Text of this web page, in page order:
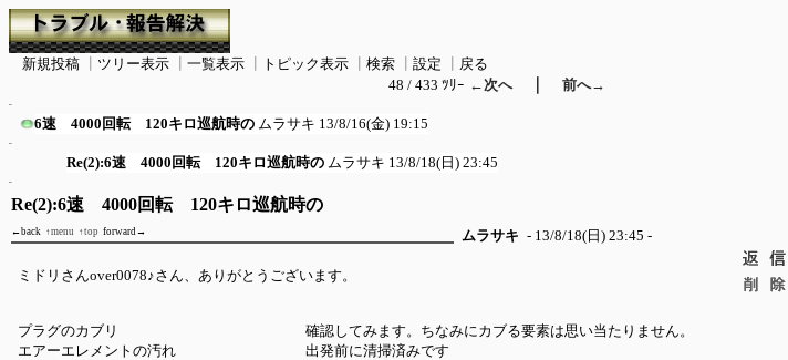
新規投稿 ツリー表示 一覧表示 トピック表示 検索 設定
戻る
48 / 433 ﾂﾘｰ ←次へ｜ 前へ→
6速 4000回転 120キロ巡航時の ムラサキ 13/8/16(金) 19:15
Re(2):6速 4000回転 120キロ巡航時の ムラサキ 13/8/18(日) 23:45
Re(2):6速 4000回転 120キロ巡航時の
←back ↑menu ↑top forward→ ムラサキ - 13/8/18(日) 23:45 -
ミドリさんover0078♪さん、ありがとうございます。
プラグのカブリ 確認してみます。ちなみにカブる要素は思い当たりません。
エアーエレメントの汚れ 出発前に清掃済みです